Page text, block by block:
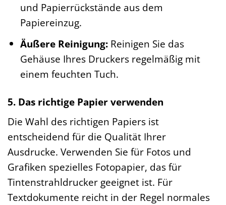
und Papierrückstände aus dem
Papiereinzug.
Äußere Reinigung:Reinigen Sie das
Gehäuse Ihres Druckers regelmäßig mit
einem feuchten Tuch.
5. Das richtige Papier verwenden
Die Wahl des richtigen Papiers ist
entscheidend für die Qualität Ihrer
Ausdrucke. Verwenden Sie für Fotos und
Grafiken spezielles Fotopapier, das für
Tintenstrahldrucker geeignet ist. Für
Textdokumente reicht in der Regel normales